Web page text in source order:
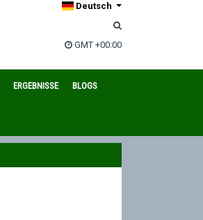
Deutsch
GMT +00:00
ERGEBNISSE BLOGS